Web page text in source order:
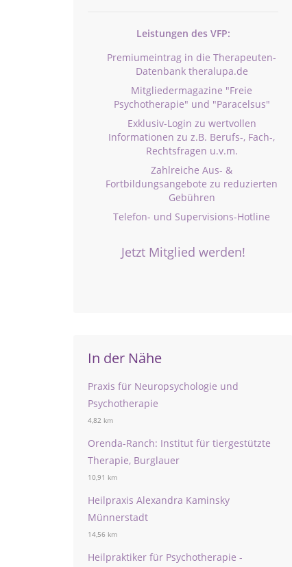
Leistungen des VFP:
Premiumeintrag in die Therapeuten-
Datenbank theralupa.de
Mitgliedermagazine "Freie
Psychotherapie" und "Paracelsus"
Exklusiv-Login zu wertvollen
Informationen zu z.B. Berufs-, Fach-,
Rechtsfragen u.v.m.
Zahlreiche Aus- &
Fortbildungsangebote zu reduzierten
Gebühren
Telefon- und Supervisions-Hotline
Jetzt Mitglied werden!
In der Nähe
Praxis für Neuropsychologie und
Psychotherapie
4,82 km
Orenda-Ranch: Institut für tiergestützte
Therapie, Burglauer
10,91 km
Heilpraxis Alexandra Kaminsky
Münnerstadt
14,56 km
Heilpraktiker für Psychotherapie -